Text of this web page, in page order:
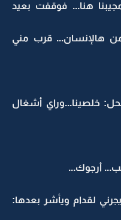
هنا... فوقفت بعيد
هالإنسان... قرب مني
خلصينا...وراي أشغال
أرجوك...
لقدام ويأشر بعدها: